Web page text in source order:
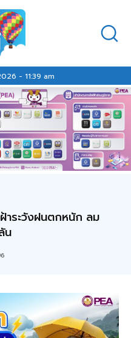
- 11:39 am
าระวังฝนตกหนัก ลม
น